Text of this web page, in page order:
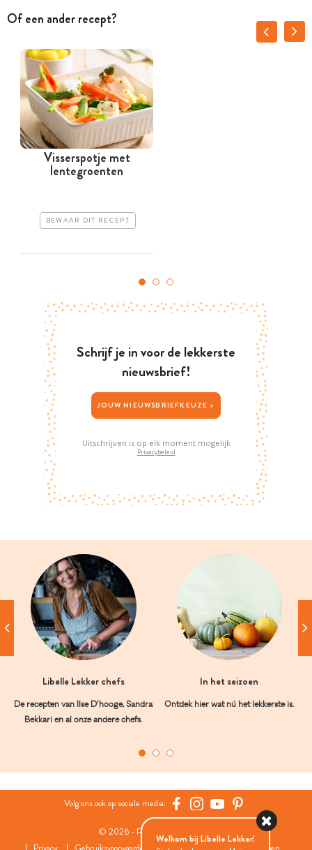
Of een ander recept?
Visserspotje met
lentegroenten
BEWAAR DIT RECEPT
Schrijf je in voor de lekkerste
nieuwsbrief!
JOUW NIEUWSBRIEFKEUZE >
Uitschrijven is op elk moment mogelijk
Privacybeleid
Libelle Lekker chefs
De recepten van Ilse D’hooge, Sandra
Bekkari en al onze andere chefs.
In het seizoen
Ontdek hier wat nú het lekkerste is.
Volg ons ook op sociale media:
© 2026 - Roularta Media Group
Welkom bij Libelle Lekker!